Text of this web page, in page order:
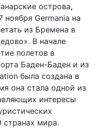
острова,
ноября Germania на
из Бремена в
В начале
полетов в
Баден-Баден и из
была создана в
она стала одной из
интересы
странах мира.